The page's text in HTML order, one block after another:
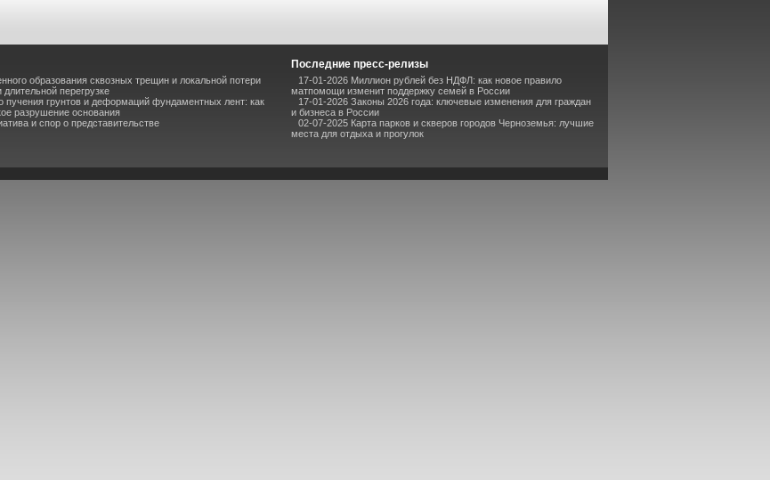
образования сквозных трещин и локальной потери
перегрузке
пучения грунтов и деформаций фундаментных лент: как
разрушение основания
и спор о представительстве
Последние пресс-релизы
17-01-2026 Миллион рублей без НДФЛ: как новое правило
матпомощи изменит поддержку семей в России
17-01-2026 Законы 2026 года: ключевые изменения для граждан
и бизнеса в России
02-07-2025 Карта парков и скверов городов Черноземья: лучшие
места для отдыха и прогулок